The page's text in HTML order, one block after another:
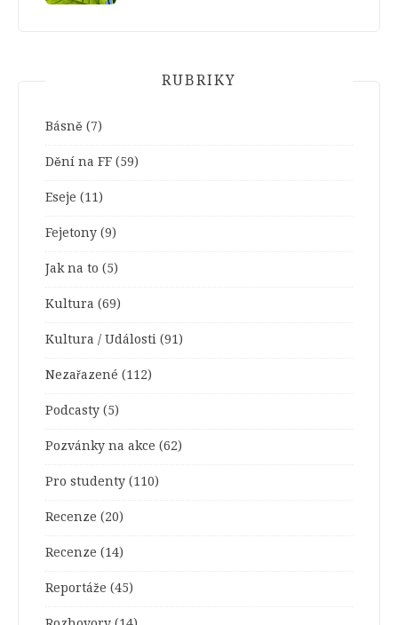
RUBRIKY
Básně (7)
Dění na FF (59)
Eseje (11)
Fejetony (9)
Jak na to (5)
Kultura (69)
Kultura / Události (91)
Nezařazené (112)
Podcasty (5)
Pozvánky na akce (62)
Pro studenty (110)
Recenze (20)
Recenze (14)
Reportáže (45)